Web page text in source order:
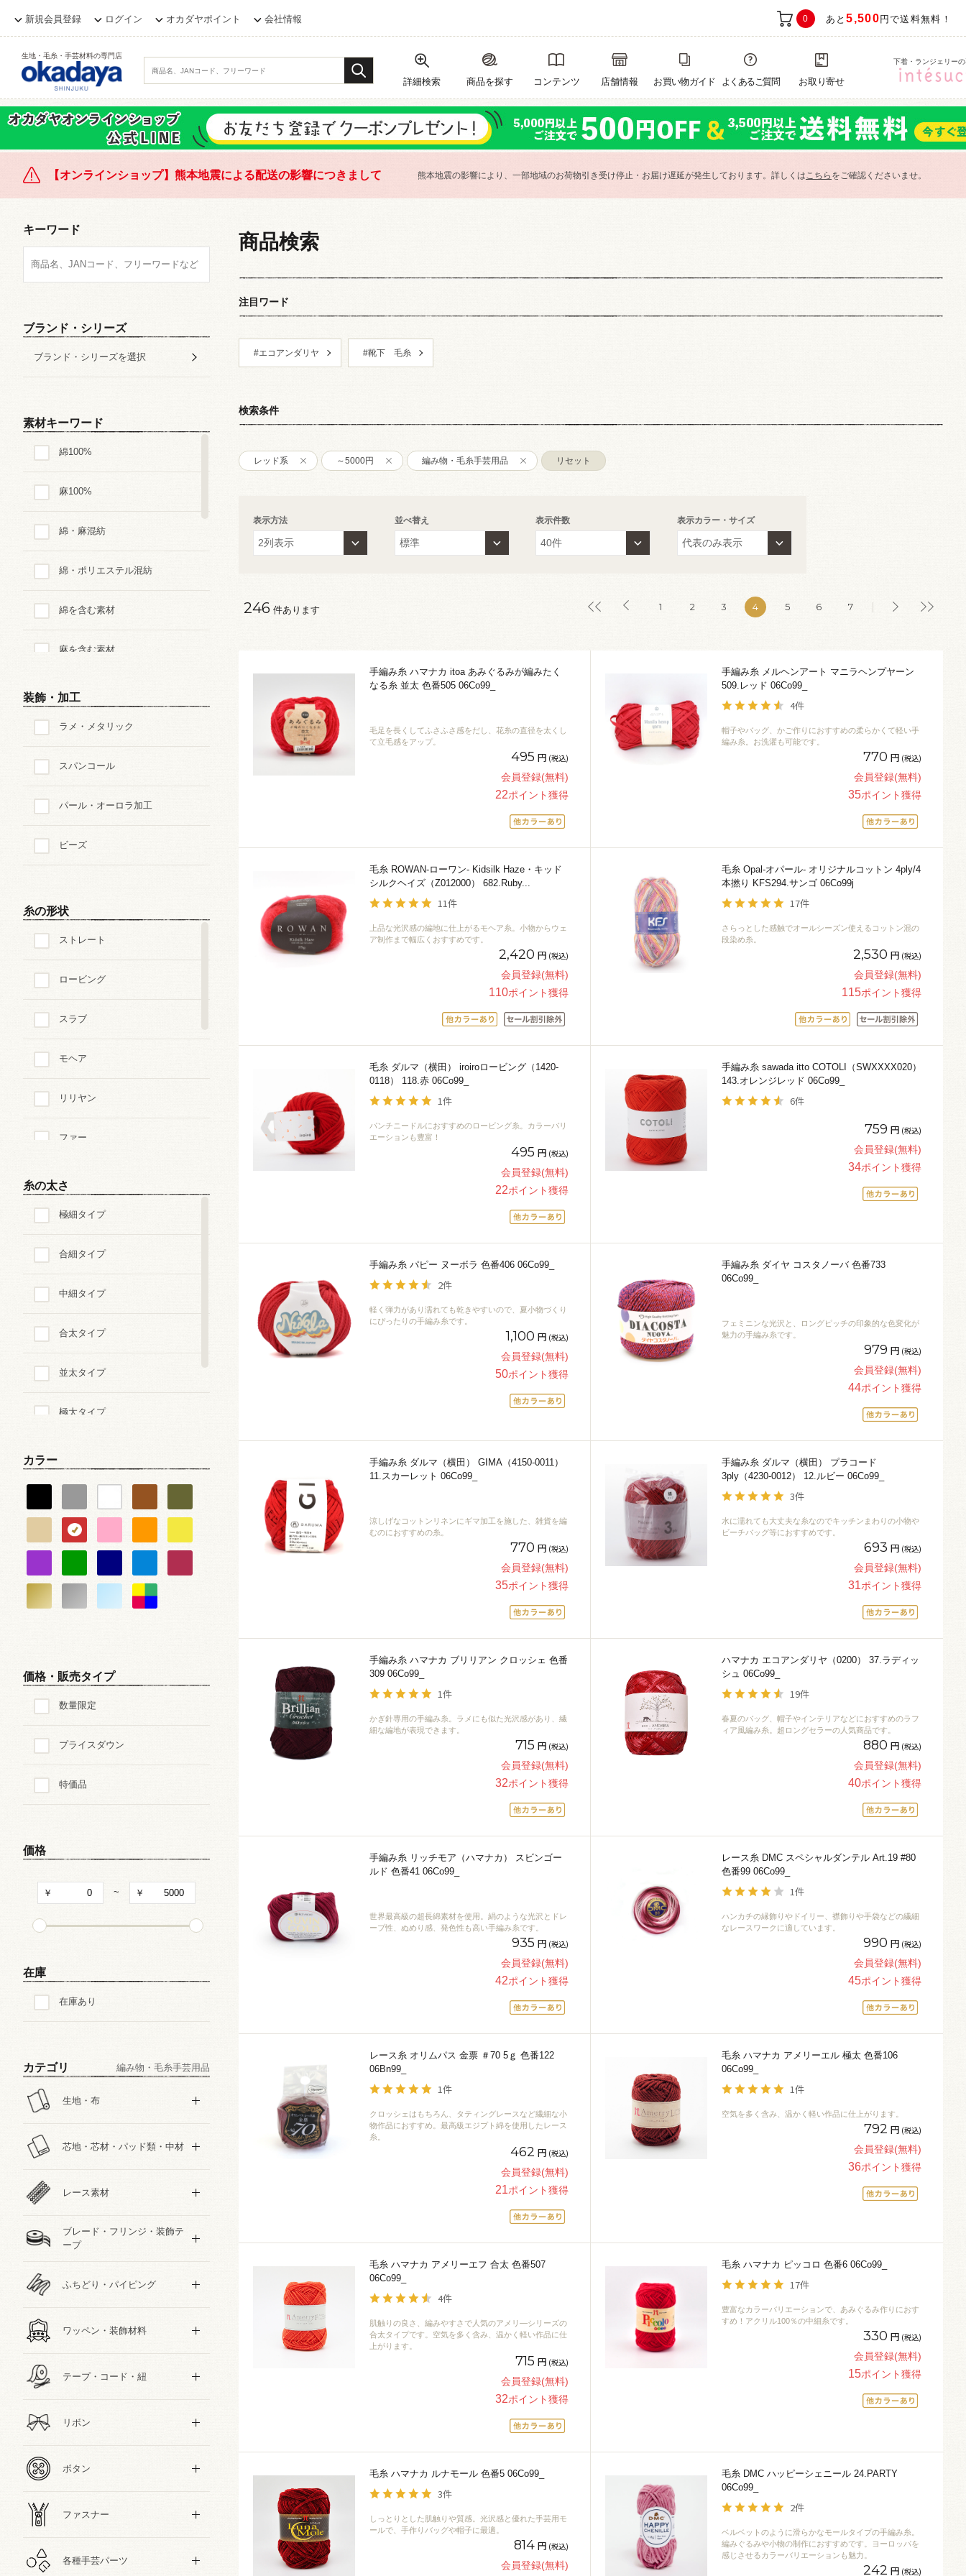
新規会員登録 ログイン オカダヤポイント 会社情報 0 あと5,500 円で送料無料！
生地・毛糸・手芸材料の専門店
詳細検索 商品を探す コンテンツ 店舗情報 お買い物ガイド よくあるご質問 お取り寄せ
下着・ランジェリー
【オンラインショップ】熊本地震による配送の影響につきまして 熊本地震の影響により、一部地域のお荷物引き受け停止・お届け遅延が発生しております。詳しくはこちら をご確認くださいませ。
キーワード
ブランド・シリーズ
ブランド・シリーズを選択
素材キーワード
綿100%
麻100%
綿・麻混紡
綿・ポリエステル混紡
綿を含む素材
麻を含む素材
毛・ウールを含む素材
シルク
ポリエステル
ナイロン
装飾・加工
ラメ・メタリック
スパンコール
パール・オーロラ加工
ビーズ
糸の形状
ストレート
ロービング
スラブ
モヘア
リリヤン
ファー
ツイード
モール
テープ
その他
糸の太さ
極細タイプ
合細タイプ
中細タイプ
合太タイプ
並太タイプ
極太タイプ
カラー
価格・販売タイプ
数量限定
プライスダウン
特価品
価格
~
在庫
在庫あり
カテゴリ 編み物・毛糸手芸用品
生地・布
芯地・芯材・パッド類・中材
レース素材
ブレード・フリンジ・装飾テ
ープ
ふちどり・パイピング
ワッペン・装飾材料
テープ・コード・紐
リボン
ボタン
ファスナー
各種手芸パーツ
商品検索
注目ワード
#エコアンダリヤ #靴下 毛糸
検索条件
レッド系 ～5000円 編み物・毛糸手芸用品 リセット
表示方法 並べ替え 表示件数 表示カラー・サイズ
246 件あります 1 2 3 4 5 6 7
手編み糸 ハマナカ itoa あみぐるみが編みたく
なる糸 並太 色番505 06Co99_
毛足を長くしてふさふさ感をだし、花糸の直径を太くし
て立毛感をアップ。
495 円 (税込)
会員登録(無料)
22ポイント獲得
手編み糸 メルヘンアート マニラヘンプヤーン
509.レッド 06Co99_
4件
帽子やバッグ、かご作りにおすすめの柔らかくて軽い手
編み糸。お洗濯も可能です。
770 円 (税込)
会員登録(無料)
35ポイント獲得
毛糸 ROWAN-ローワン- Kidsilk Haze・キッド
シルクヘイズ（Z012000） 682.Ruby...
11件
上品な光沢感の編地に仕上がるモヘア糸。小物からウェ
ア制作まで幅広くおすすめです。
2,420 円 (税込)
会員登録(無料)
110ポイント獲得
毛糸 Opal-オパール- オリジナルコットン 4ply/4
本撚り KFS294.サンゴ 06Co99j
17件
さらっとした感触でオールシーズン使えるコットン混の
段染め糸。
2,530 円 (税込)
会員登録(無料)
115ポイント獲得
毛糸 ダルマ（横田） iroiroロービング（1420-
0118） 118.赤 06Co99_
1件
パンチニードルにおすすめのロービング糸。カラーバリ
エーションも豊富！
495 円 (税込)
会員登録(無料)
22ポイント獲得
手編み糸 sawada itto COTOLI（SWXXXX020）
143.オレンジレッド 06Co99_
6件
759 円 (税込)
会員登録(無料)
34ポイント獲得
手編み糸 パピー ヌーボラ 色番406 06Co99_
2件
軽く弾力があり濡れても乾きやすいので、夏小物づくり
にぴったりの手編み糸です。
1,100 円 (税込)
会員登録(無料)
50ポイント獲得
手編み糸 ダイヤ コスタノーバ 色番733
06Co99_
フェミニンな光沢と、ロングピッチの印象的な色変化が
魅力の手編み糸です。
979 円 (税込)
会員登録(無料)
44ポイント獲得
手編み糸 ダルマ（横田） GIMA（4150-0011）
11.スカーレット 06Co99_
涼しげなコットンリネンにギマ加工を施した、雑貨を編
むのにおすすめの糸。
770 円 (税込)
会員登録(無料)
35ポイント獲得
手編み糸 ダルマ（横田） プラコード
3ply（4230-0012） 12.ルビー 06Co99_
3件
水に濡れても大丈夫な糸なのでキッチンまわりの小物や
ビーチバッグ等におすすめです。
693 円 (税込)
会員登録(無料)
31ポイント獲得
手編み糸 ハマナカ ブリリアン クロッシェ 色番
309 06Co99_
1件
かぎ針専用の手編み糸。ラメにも似た光沢感があり、繊
細な編地が表現できます。
715 円 (税込)
会員登録(無料)
32ポイント獲得
ハマナカ エコアンダリヤ（0200） 37.ラディッ
シュ 06Co99_
19件
春夏のバッグ、帽子やインテリアなどにおすすめのラフ
ィア風編み糸。超ロングセラーの人気商品です。
880 円 (税込)
会員登録(無料)
40ポイント獲得
手編み糸 リッチモア（ハマナカ） スビンゴー
ルド 色番41 06Co99_
世界最高級の超長綿素材を使用。絹のような光沢とドレ
ープ性、ぬめり感、発色性も高い手編み糸です。
935 円 (税込)
会員登録(無料)
42ポイント獲得
レース糸 DMC スペシャルダンテル Art.19 #80
色番99 06Co99_
1件
ハンカチの縁飾りやドイリー、襟飾りや手袋などの繊細
なレースワークに適しています。
990 円 (税込)
会員登録(無料)
45ポイント獲得
レース糸 オリムパス 金票 ＃70 5ｇ 色番122
06Bn99_
1件
クロッシェはもちろん、タティングレースなど繊細な小
物作品におすすめ。最高級エジプト綿を使用したレース
糸。
462 円 (税込)
会員登録(無料)
21ポイント獲得
毛糸 ハマナカ アメリーエル 極太 色番106
06Co99_
1件
空気を多く含み、温かく軽い作品に仕上がります。
792 円 (税込)
会員登録(無料)
36ポイント獲得
毛糸 ハマナカ アメリーエフ 合太 色番507
06Co99_
4件
肌触りの良さ、編みやすさで人気のアメリ―シリーズの
合太タイプです。空気を多く含み、温かく軽い作品に仕
上がります。
715 円 (税込)
会員登録(無料)
32ポイント獲得
毛糸 ハマナカ ピッコロ 色番6 06Co99_
17件
豊富なカラーバリエーションで、あみぐるみ作りにおす
すめ！アクリル100％の中細糸です。
330 円 (税込)
会員登録(無料)
15ポイント獲得
毛糸 ハマナカ ルナモール 色番5 06Co99_
3件
しっとりとした肌触りや質感。光沢感と優れた手芸用モ
ールで、手作りバッグや帽子に最適。
814 円 (税込)
会員登録(無料)
毛糸 DMC ハッピーシェニール 24.PARTY
06Co99_
2件
ベルベットのように滑らかなモールタイプの手編み糸。
編みぐるみや小物の制作におすすめです。ヨーロッパを
感じさせるカラーバリエーションも魅力。
242 円 (税込)